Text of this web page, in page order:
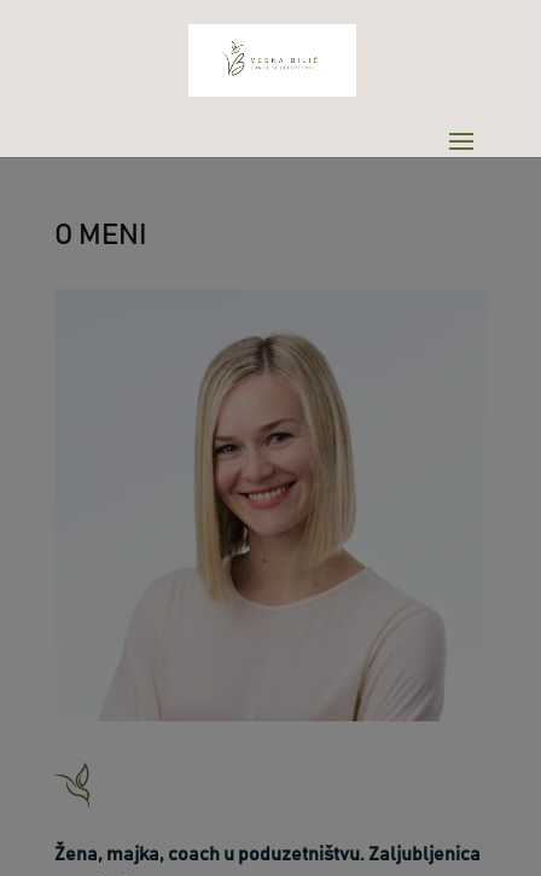
O MENI
Žena, majka, coach u poduzetništvu. Zaljubljenica